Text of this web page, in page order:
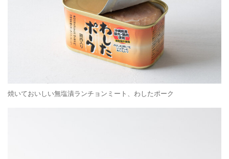
焼いておいしい無塩漬ランチョンミート、わしたポーク